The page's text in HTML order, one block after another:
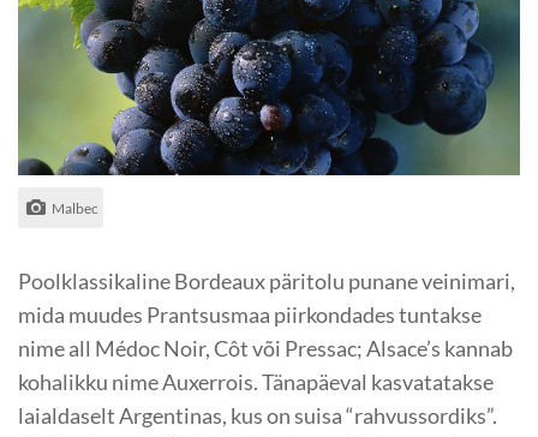
Malbec
Poolklassikaline Bordeaux päritolu punane veinimari,
mida muudes Prantsusmaa piirkondades tuntakse
nime all Médoc Noir, Côt või Pressac; Alsace’s kannab
kohalikku nime Auxerrois. Tänapäeval kasvatatakse
laialdaselt Argentinas, kus on suisa “rahvussordiks”.